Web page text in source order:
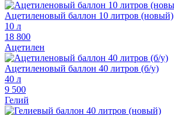
Ацетиленовый баллон 10 литров (новый)
10 л
18 800
Ацетилен
Ацетиленовый баллон 40 литров (б/у)
40 л
9 500
Гелий